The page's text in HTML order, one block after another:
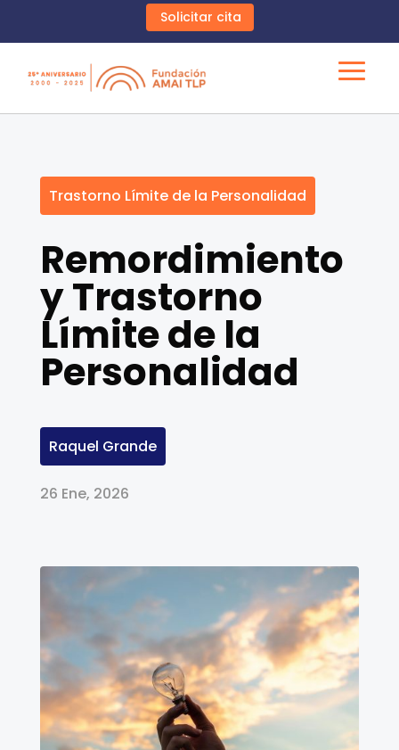
Solicitar cita
Trastorno Límite de la Personalidad
Remordimiento
y Trastorno
Límite de la
Personalidad
Raquel Grande
26 Ene, 2026